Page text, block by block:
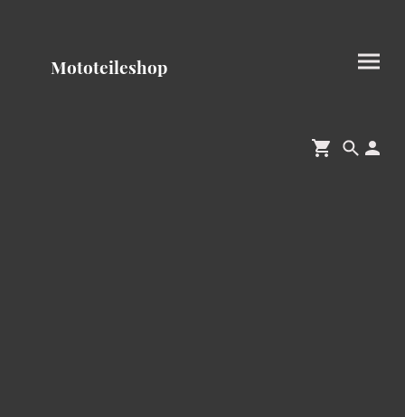
Mototeileshop